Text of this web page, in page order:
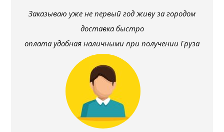
Заказываю уже не первый год живу за городом
доставка быстро
оплата удобная наличными при получении Груза